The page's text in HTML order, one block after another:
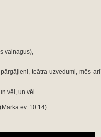
vainagus),
teātra uzvedumi, mēs arī
vēl, un vēl…
(Marka ev. 10:14)